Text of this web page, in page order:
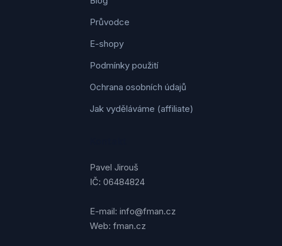
Průvodce
E-shopy
Podmínky použití
Ochrana osobních údajů
Jak vyděláváme (affiliate)
Pavel Jirouš
IČ: 06484824
E-mail: info@fman.cz
Web: fman.cz